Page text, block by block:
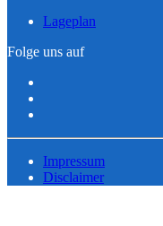
Lageplan
Folge uns auf
Impressum
Disclaimer